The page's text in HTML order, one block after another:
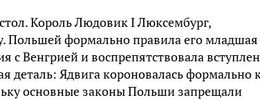
Король Людовик I Люксембург,
Польшей формально правила его младшая
с Венгрией и воспрепятствовала
деталь: Ядвига короновалась формально
основные законы Польши запрещали